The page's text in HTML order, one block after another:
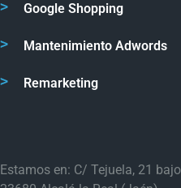
Google Shopping
Mantenimiento Adwords
Remarketing
Estamos en: C/ Tejuela, 21 bajo